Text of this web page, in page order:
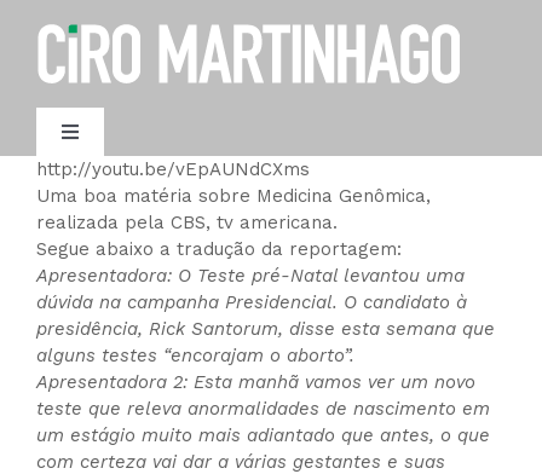
para
Toggle
Navigation
AGENDAMENTO
http://youtu.be/vEpAUNdCXms
Uma boa matéria sobre Medicina Genômica,
realizada pela CBS, tv americana.
Segue abaixo a tradução da reportagem:
Apresentadora: O Teste pré-Natal levantou uma
dúvida na campanha Presidencial. O candidato à
presidência, Rick Santorum, disse esta semana que
alguns testes “encorajam o aborto”.
Apresentadora 2: Esta manhã vamos ver um novo
teste que releva anormalidades de nascimento em
um estágio muito mais adiantado que antes, o que
com certeza vai dar a várias gestantes e suas